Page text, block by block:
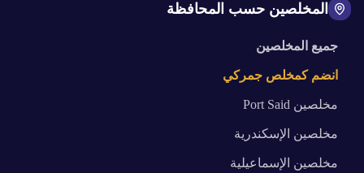
المخلصين حسب المحافظة
جميع المخلصين
انضم كمخلص جمركي
مخلصين Port Said
مخلصين الإسكندرية
مخلصين الإسماعيلية